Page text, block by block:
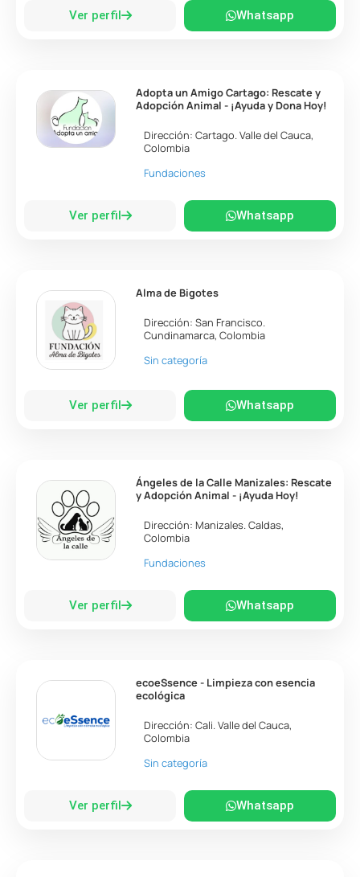
Ver perfil Whatsapp
Adopta un Amigo Cartago: Rescate y
Adopción Animal - ¡Ayuda y Dona Hoy!
Dirección:Cartago.Valle del Cauca,
Colombia
Fundaciones
Ver perfil Whatsapp
Alma de Bigotes
Dirección:San Francisco.
Cundinamarca,Colombia
Sin categoría
Ver perfil Whatsapp
Ángeles de la Calle Manizales: Rescate
y Adopción Animal - ¡Ayuda Hoy!
Dirección: Manizales.Caldas,
Colombia
Fundaciones
Ver perfil Whatsapp
ecoeSsence - Limpieza con esencia
ecológica
Dirección:Cali.Valle del Cauca,
Colombia
Sin categoría
Ver perfil Whatsapp